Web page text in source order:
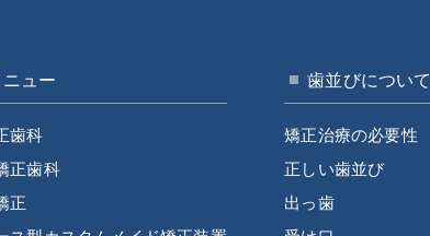
ュー
歯科
正歯科
正
歯並びについて
矯正治療の必要性
正しい歯並び
出っ歯